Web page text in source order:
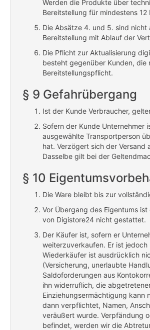
Werden die Produkte über
Bereitstellung für mindestens
Die Absätze 4. und 5. sind
Bereitstellung mit Ablauf der
Die Pflicht zur Aktualisierung
besteht gegenüber Kunden, die
Bereitstellungspflicht.
§ 9 Gefahrübergang
Ist der Kunde Verbraucher,
Sofern der Kunde Unternehmer
ausgewählte Transportperson
hat. Verzögert sich der Versand
Dasselbe gilt bei der
§ 10
Die Ware bleibt bis zur
Vor Übergang des Eigentums
von Digistore24 nicht gestattet.
Der Käufer ist, sofern er
weiterzuverkaufen. Er ist
Wiederkäufer ist ausdrücklich
(Versicherung, unerlaubte
Saldoforderungen aus
ihn widerruflich, die
Einziehungsermächtigung kann
dann verpflichtet, Namen,
veräußert wurde. Verpfändung
befindet, werden wir die